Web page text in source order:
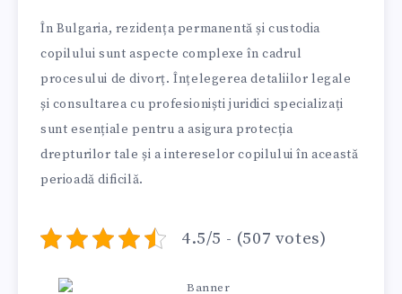
În Bulgaria, rezidența permanentă și custodia
copilului sunt aspecte complexe în cadrul
procesului de divorț. Înțelegerea detaliilor legale
și consultarea cu profesioniști juridici specializați
sunt esențiale pentru a asigura protecția
drepturilor tale și a intereselor copilului în această
perioadă dificilă.
4.5/5 - (507 votes)